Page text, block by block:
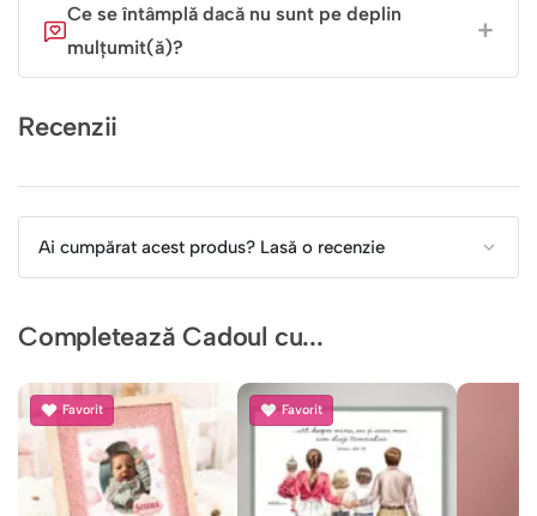
Ce se întâmplă dacă nu sunt pe deplin
mulțumit(ă)?
Recenzii
Ai cumpărat acest produs? Lasă o recenzie
Completează Cadoul cu...
Favorit Favorit